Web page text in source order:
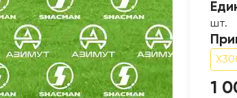
шт.
1